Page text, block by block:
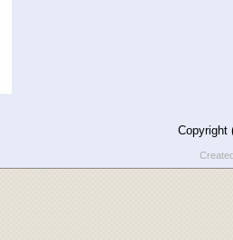
Copyright